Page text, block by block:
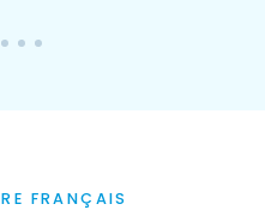
FRANÇAIS